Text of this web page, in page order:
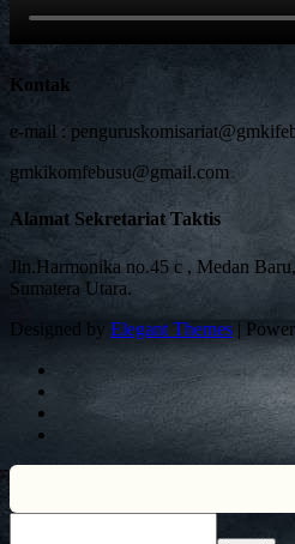
Kontak
e-mail :
gmkikomfebusu@gmail.com
Alamat Sekretariat Taktis
Jln.Harmonika no.45 c , Medan
Sumatera Utara.
Designed by Elegant Themes |